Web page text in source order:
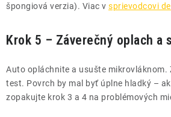
špongiová verzia). Viac v sprievodcovi
Krok 5 – Záverečný oplach a
Auto opláchnite a usušte mikrovláknom.
test. Povrch by mal byť úplne hladký –
zopakujte krok 3 a 4 na problémových